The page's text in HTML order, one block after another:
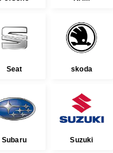
Seat skoda
Subaru Suzuki